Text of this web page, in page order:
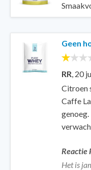
Geen
RR, 20
Citroen
Caffe
Reactie
Het is